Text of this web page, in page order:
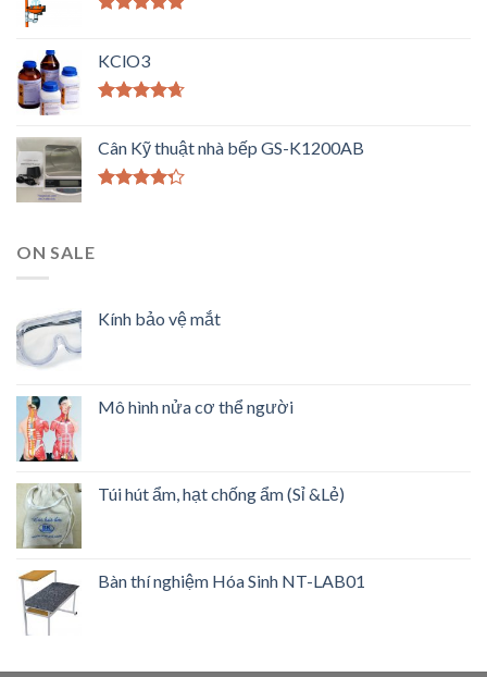
sao
KClO3
5 sao
Cân Kỹ thuật nhà bếp GS-K1200AB
ON SALE
Kính bảo vệ mắt
Mô hình nửa cơ thể người
Túi hút ẩm, hạt chống ẩm (Sỉ &Lẻ)
Bàn thí nghiệm Hóa Sinh NT-LAB01